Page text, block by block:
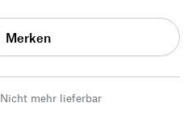
Merken
Nicht mehr lieferbar